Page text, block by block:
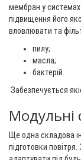
мембран у системах
підвищення його
вловлювати та
пилу;
масла;
бактерій.
Забезпечується
Модульні
Ще одна складова
підготовки